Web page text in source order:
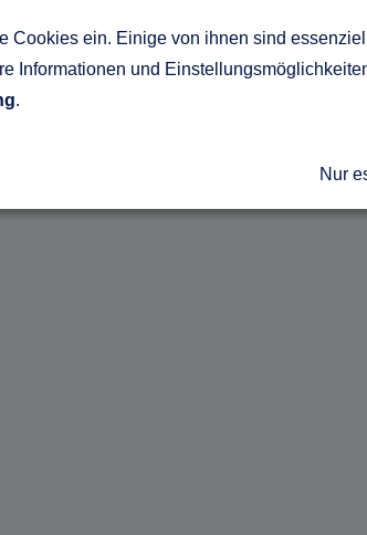
Cookies ein. Einige von ihnen sind
Informationen und
.
Nur